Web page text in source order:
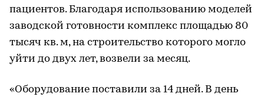
пациентов. Благодаря использованию моделей
заводской готовности комплекс площадью 80
тысяч кв. м, на строительство которого могло
уйти до двух лет, возвели за месяц.
«Оборудование поставили за 14 дней. В день